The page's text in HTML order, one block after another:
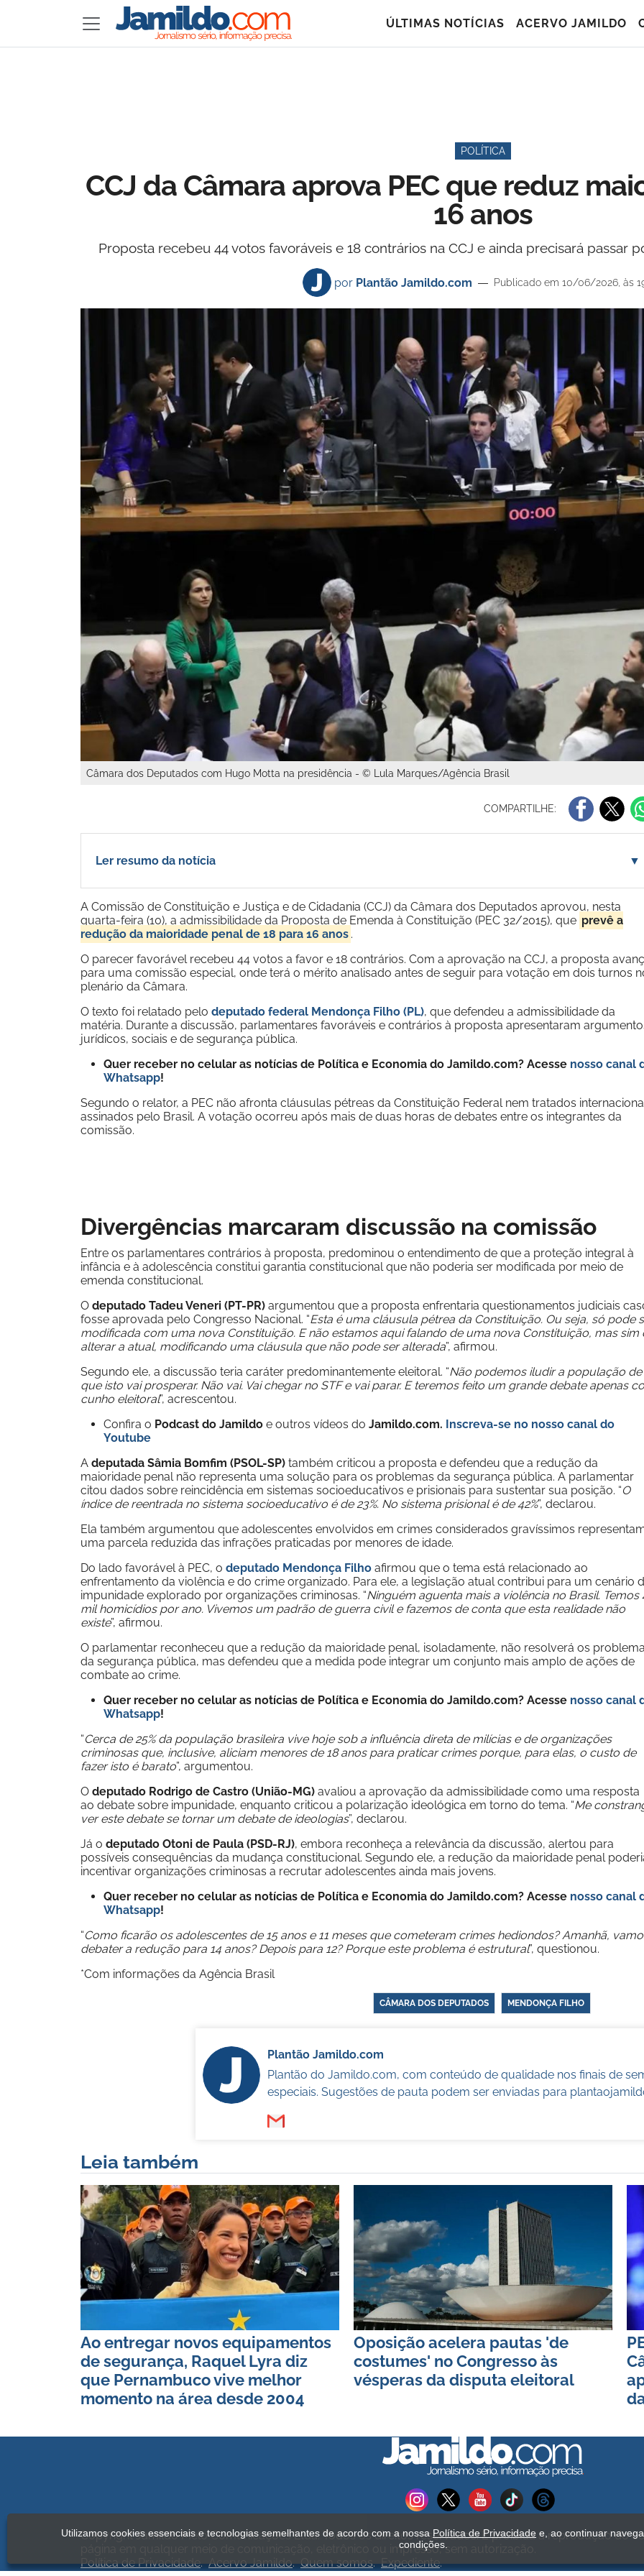
ÚLTIMAS NOTÍCIAS ACERVO JAMILDO
POLÍTICA
CCJ da Câmara aprova PEC que reduz
16 anos
Proposta recebeu 44 votos favoráveis e 18 contrários na CCJ e ainda precisará passar
por Plantão Jamildo.com Publicado em 10/06/2026, às
Câmara dos Deputados com Hugo Motta na presidência - © Lula Marques/Agência Brasil
COMPARTILHE:
Ler resumo da notícia ▼
A Comissão de Constituição e Justiça e de Cidadania (CCJ) da Câmara dos Deputados aprovou, nesta
quarta-feira (10), a admissibilidade da Proposta de Emenda à Constituição (PEC 32/2015), que prevê a
redução da maioridade penal de 18 para 16 anos .
O parecer favorável recebeu 44 votos a favor e 18 contrários. Com a aprovação na CCJ, a proposta
para uma comissão especial, onde terá o mérito analisado antes de seguir para votação em dois turnos
plenário da Câmara.
O texto foi relatado pelo deputado federal Mendonça Filho (PL), que defendeu a admissibilidade da
matéria. Durante a discussão, parlamentares favoráveis e contrários à proposta apresentaram
jurídicos, sociais e de segurança pública.
Quer receber no celular as notícias de Política e Economia do Jamildo.com? Acesse nosso canal
Whatsapp!
Segundo o relator, a PEC não afronta cláusulas pétreas da Constituição Federal nem tratados
assinados pelo Brasil. A votação ocorreu após mais de duas horas de debates entre os integrantes da
comissão.
Divergências marcaram discussão na comissão
Entre os parlamentares contrários à proposta, predominou o entendimento de que a proteção integral à
infância e à adolescência constitui garantia constitucional que não poderia ser modificada por meio de
emenda constitucional.
O deputado Tadeu Veneri (PT-PR) argumentou que a proposta enfrentaria questionamentos judiciais
fosse aprovada pelo Congresso Nacional. “Esta é uma cláusula pétrea da Constituição. Ou seja, só pode
modificada com uma nova Constituição. E não estamos aqui falando de uma nova Constituição, mas sim
alterar a atual, modificando uma cláusula que não pode ser alterada”, afirmou.
Segundo ele, a discussão teria caráter predominantemente eleitoral. “Não podemos iludir a população de
que isto vai prosperar. Não vai. Vai chegar no STF e vai parar. E teremos feito um grande debate apenas
cunho eleitoral”, acrescentou.
Confira o Podcast do Jamildo e outros vídeos do Jamildo.com. Inscreva-se no nosso canal do
Youtube
A deputada Sâmia Bomfim (PSOL-SP) também criticou a proposta e defendeu que a redução da
maioridade penal não representa uma solução para os problemas da segurança pública. A parlamentar
citou dados sobre reincidência em sistemas socioeducativos e prisionais para sustentar sua posição. “O
índice de reentrada no sistema socioeducativo é de 23%. No sistema prisional é de 42%”, declarou.
Ela também argumentou que adolescentes envolvidos em crimes considerados gravíssimos
uma parcela reduzida das infrações praticadas por menores de idade.
Do lado favorável à PEC, o deputado Mendonça Filho afirmou que o tema está relacionado ao
enfrentamento da violência e do crime organizado. Para ele, a legislação atual contribui para um cenário
impunidade explorado por organizações criminosas. “Ninguém aguenta mais a violência no Brasil. Temos
mil homicídios por ano. Vivemos um padrão de guerra civil e fazemos de conta que esta realidade não
existe”, afirmou.
O parlamentar reconheceu que a redução da maioridade penal, isoladamente, não resolverá os
da segurança pública, mas defendeu que a medida pode integrar um conjunto mais amplo de ações de
combate ao crime.
Quer receber no celular as notícias de Política e Economia do Jamildo.com? Acesse nosso canal
Whatsapp!
“Cerca de 25% da população brasileira vive hoje sob a influência direta de milícias e de organizações
criminosas que, inclusive, aliciam menores de 18 anos para praticar crimes porque, para elas, o custo de
fazer isto é barato”, argumentou.
O deputado Rodrigo de Castro (União-MG) avaliou a aprovação da admissibilidade como uma resposta
ao debate sobre impunidade, enquanto criticou a polarização ideológica em torno do tema. “Me
ver este debate se tornar um debate de ideologias”, declarou.
Já o deputado Otoni de Paula (PSD-RJ), embora reconheça a relevância da discussão, alertou para
possíveis consequências da mudança constitucional. Segundo ele, a redução da maioridade penal
incentivar organizações criminosas a recrutar adolescentes ainda mais jovens.
Quer receber no celular as notícias de Política e Economia do Jamildo.com? Acesse nosso canal
Whatsapp!
“Como ficarão os adolescentes de 15 anos e 11 meses que cometeram crimes hediondos? Amanhã,
debater a redução para 14 anos? Depois para 12? Porque este problema é estrutural”, questionou.
*Com informações da Agência Brasil
CÂMARA DOS DEPUTADOS MENDONÇA FILHO
Plantão Jamildo.com
Plantão do Jamildo.com, com conteúdo de qualidade nos finais de
especiais. Sugestões de pauta podem ser enviadas para
Leia também
Ao entregar novos equipamentos
de segurança, Raquel Lyra diz
que Pernambuco vive melhor
momento na área desde 2004
Oposição acelera pautas 'de
costumes' no Congresso às
vésperas da disputa eleitoral
Copyright Jamildo Melo Comunicações Ltda. Todos os direitos reservados. É proibida a reprodução do
página em qualquer meio de comunicação, eletrônico ou impresso, sem autorização.
Política de Privacidade.Acervo Jamildo.Quem somos.Expediente.
Utilizamos cookies essenciais e tecnologias semelhantes de acordo com a nossa Política de Privacidade e, ao continuar
condições.